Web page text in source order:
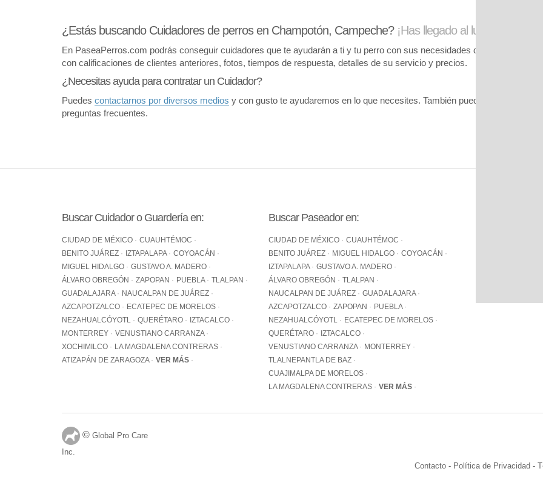
¿Estás buscando Cuidadores de perros en Champotón, Campeche? ¡Has llegado al lugar correcto!
En PaseaPerros.com podrás conseguir cuidadores que te ayudarán a ti y tu perro con sus necesidades de cuidado.
con calificaciones de clientes anteriores, fotos, tiempos de respuesta, detalles de su servicio y precios.
¿Necesitas ayuda para contratar un Cuidador?
Puedes contactarnos por diversos medios y con gusto te ayudaremos en lo que necesites. También puedes visitar
preguntas frecuentes.
Buscar Cuidador o Guardería en:
CIUDAD DE MÉXICO
CUAUHTÉMOC
BENITO JUÁREZ
IZTAPALAPA
COYOACÁN
MIGUEL HIDALGO
GUSTAVO A. MADERO
ÁLVARO OBREGÓN
ZAPOPAN PUEBLA
TLALPAN
GUADALAJARA
NAUCALPAN DE JUÁREZ
AZCAPOTZALCO
ECATEPEC DE MORELOS
NEZAHUALCÓYOTL
QUERÉTARO
IZTACALCO
MONTERREY
VENUSTIANO CARRANZA
XOCHIMILCO
LA MAGDALENA CONTRERAS
ATIZAPÁN DE ZARAGOZA
VER MÁS
Buscar Paseador en:
CIUDAD DE MÉXICO
CUAUHTÉMOC
BENITO JUÁREZ
MIGUEL HIDALGO
COYOACÁN
IZTAPALAPA
GUSTAVO A. MADERO
ÁLVARO OBREGÓN
TLALPAN
NAUCALPAN DE JUÁREZ
GUADALAJARA
AZCAPOTZALCO
ZAPOPAN
PUEBLA
NEZAHUALCÓYOTL
ECATEPEC DE MORELOS
QUERÉTARO
IZTACALCO
VENUSTIANO CARRANZA
MONTERREY
TLALNEPANTLA DE BAZ
CUAJIMALPA DE MORELOS
LA MAGDALENA CONTRERAS
VER MÁS
Contacto - Política de Privacidad -
© Global Pro Care
Inc.